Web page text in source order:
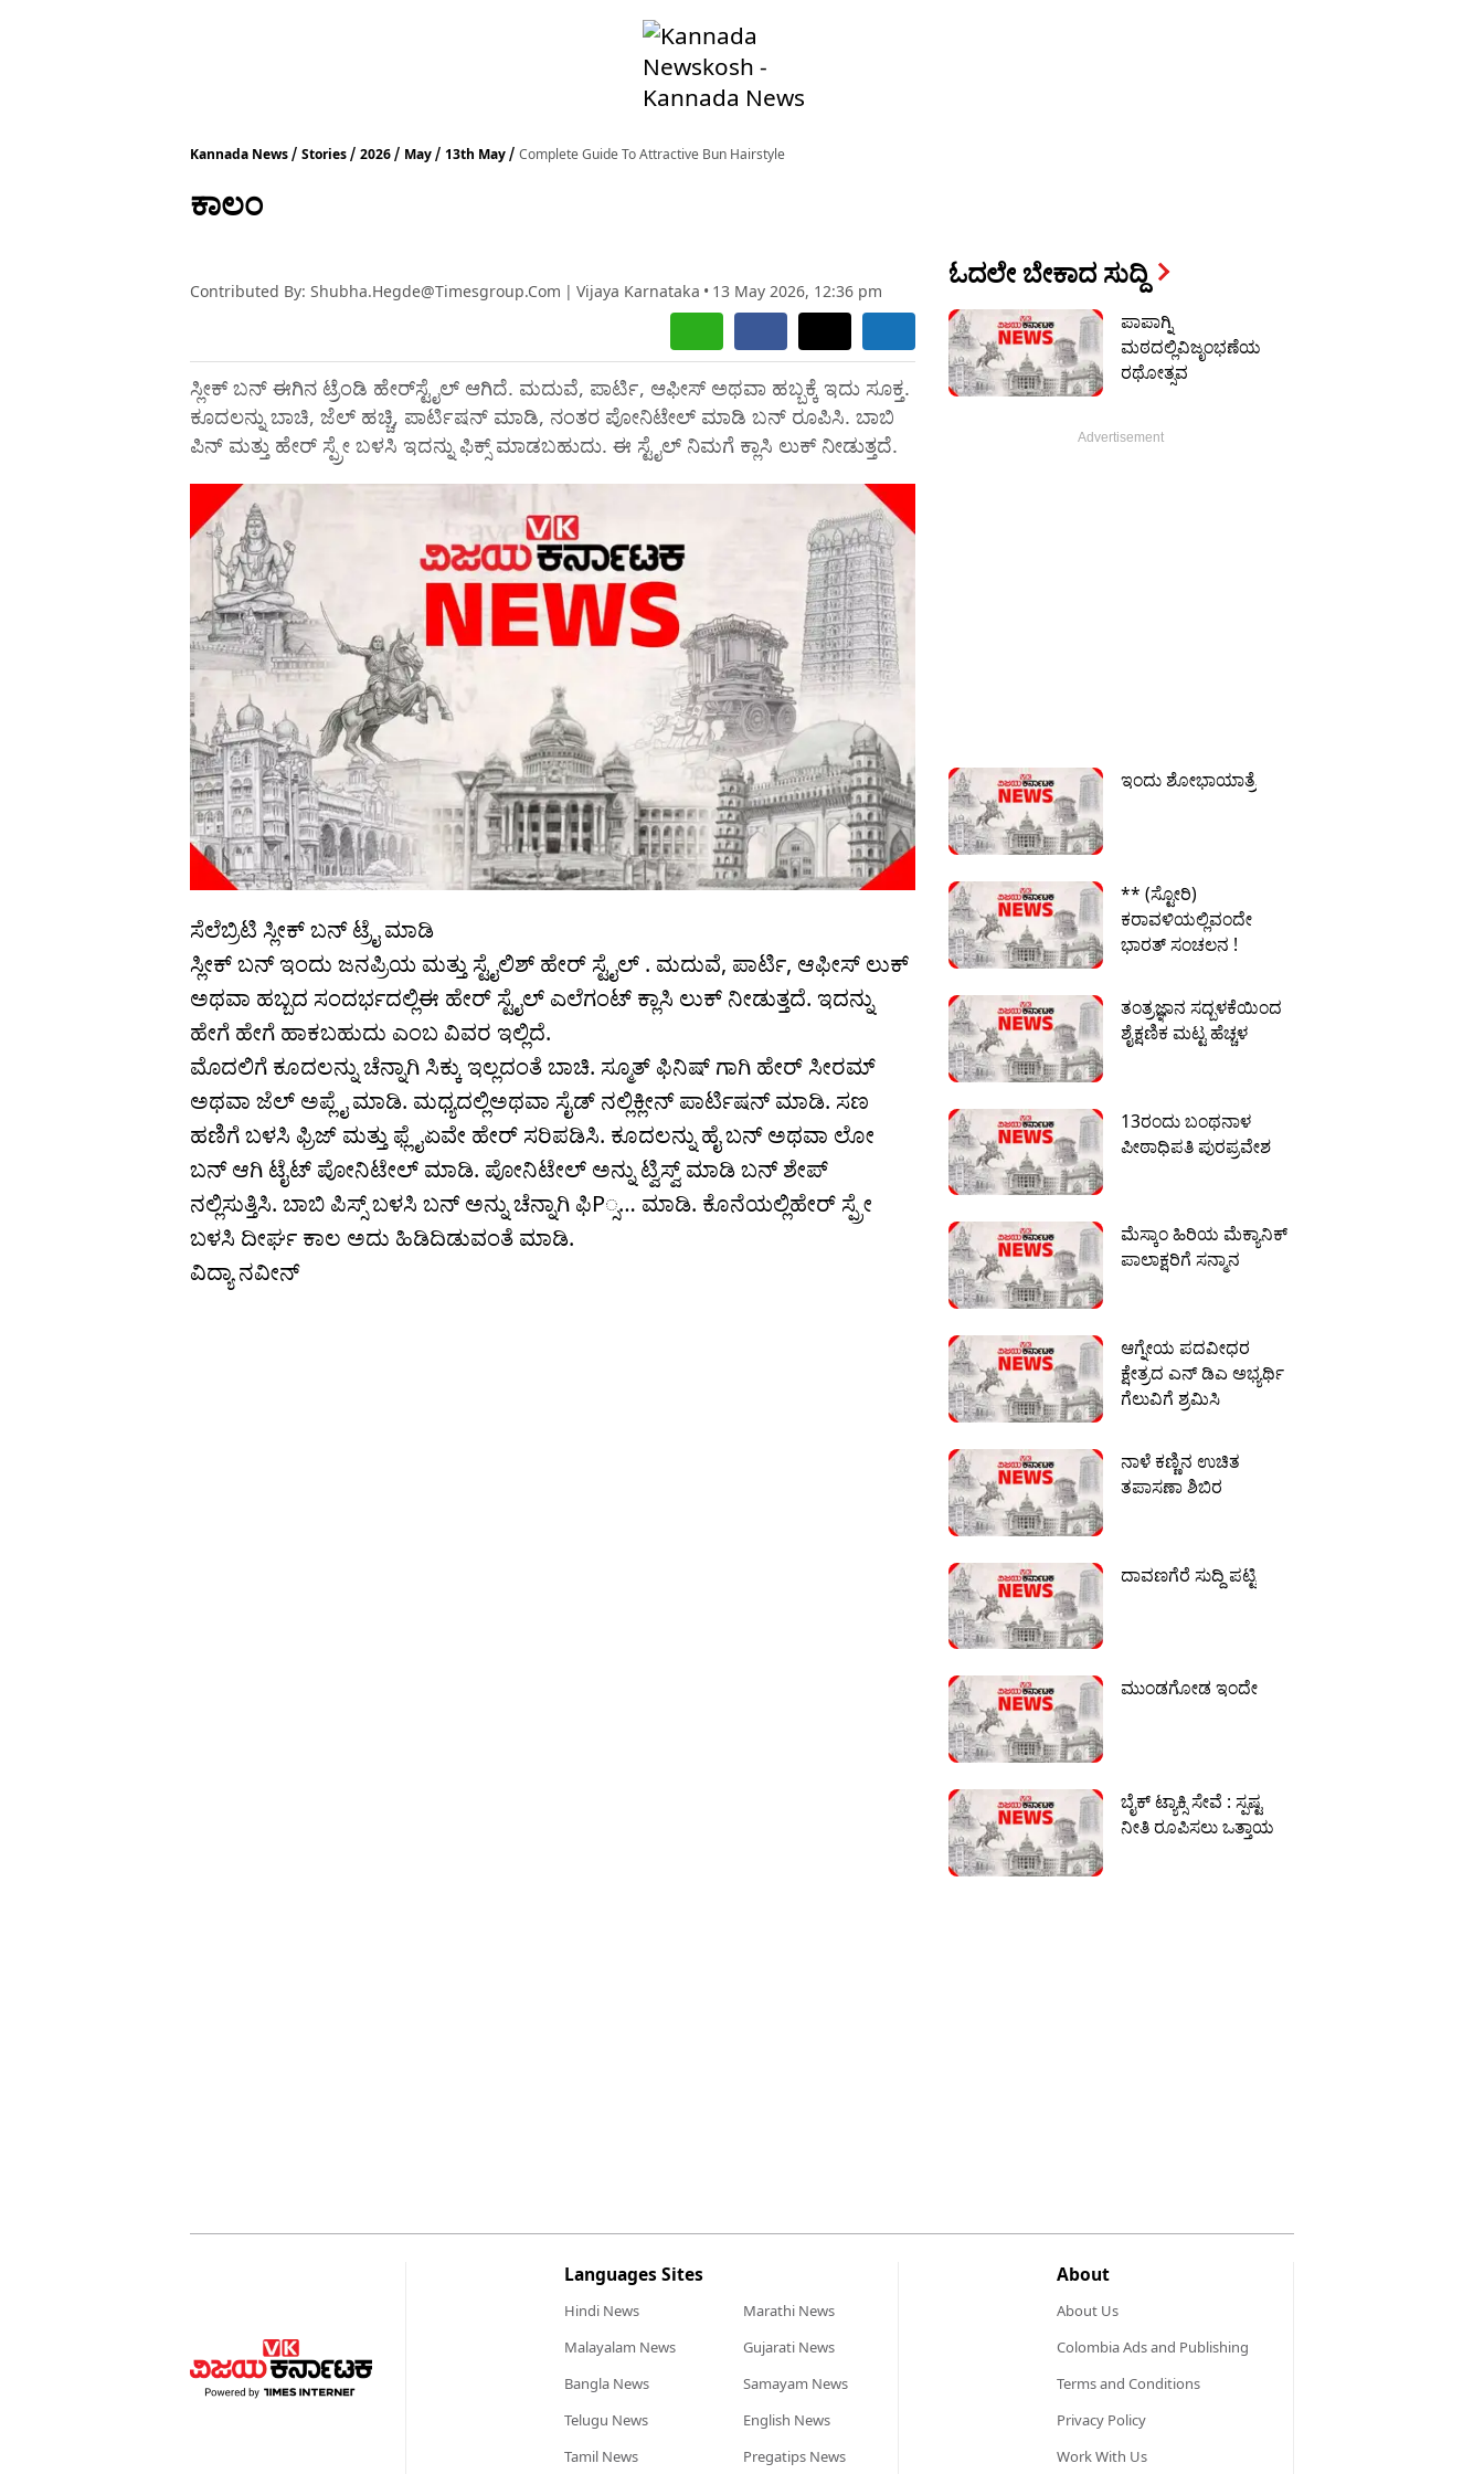
Kannada News Stories 2026 May 13th May Complete Guide To Attractive Bun Hairstyle
ಕಾಲಂ
Contributed By: Shubha.hegde@timesgroup.com | Vijaya Karnataka • 13 May 2026, 12:36 pm
ಸ್ಲೀಕ್ ಬನ್ ಈಗಿನ ಟ್ರೆಂಡಿ ಹೇರ್‌ಸ್ಟೈಲ್ ಆಗಿದೆ. ಮದುವೆ, ಪಾರ್ಟಿ, ಆಫೀಸ್ ಅಥವಾ ಹಬ್ಬಕ್ಕೆ ಇದು ಸೂಕ್ತ.
ಕೂದಲನ್ನು ಬಾಚಿ, ಜೆಲ್ ಹಚ್ಚಿ, ಪಾರ್ಟಿಷನ್ ಮಾಡಿ, ನಂತರ ಪೋನಿಟೇಲ್ ಮಾಡಿ ಬನ್ ರೂಪಿಸಿ. ಬಾಬಿ
ಪಿನ್ ಮತ್ತು ಹೇರ್ ಸ್ಪ್ರೇ ಬಳಸಿ ಇದನ್ನು ಫಿಕ್ಸ್ ಮಾಡಬಹುದು. ಈ ಸ್ಟೈಲ್ ನಿಮಗೆ ಕ್ಲಾಸಿ ಲುಕ್ ನೀಡುತ್ತದೆ.
ಸೆಲೆಬ್ರಿಟಿ ಸ್ಲೀಕ್ ಬನ್ ಟ್ರೈ ಮಾಡಿ
ಸ್ಲೀಕ್ ಬನ್ ಇಂದು ಜನಪ್ರಿಯ ಮತ್ತು ಸ್ಟೈಲಿಶ್ ಹೇರ್ ಸ್ಟೈಲ್ . ಮದುವೆ, ಪಾರ್ಟಿ, ಆಫೀಸ್ ಲುಕ್
ಅಥವಾ ಹಬ್ಬದ ಸಂದರ್ಭದಲ್ಲಿಈ ಹೇರ್ ಸ್ಟೈಲ್ ಎಲೆಗಂಟ್ ಕ್ಲಾಸಿ ಲುಕ್ ನೀಡುತ್ತದೆ. ಇದನ್ನು
ಹೇಗೆ ಹೇಗೆ ಹಾಕಬಹುದು ಎಂಬ ವಿವರ ಇಲ್ಲಿದೆ.
ಮೊದಲಿಗೆ ಕೂದಲನ್ನು ಚೆನ್ನಾಗಿ ಸಿಕ್ಕು ಇಲ್ಲದಂತೆ ಬಾಚಿ. ಸ್ಮೂತ್ ಫಿನಿಷ್ ಗಾಗಿ ಹೇರ್ ಸೀರಮ್
ಅಥವಾ ಜೆಲ್ ಅಪ್ಲೈ ಮಾಡಿ. ಮಧ್ಯದಲ್ಲಿಅಥವಾ ಸೈಡ್ ನಲ್ಲಿಕ್ಲೀನ್ ಪಾರ್ಟಿಷನ್ ಮಾಡಿ. ಸಣ
ಹಣಿಗೆ ಬಳಸಿ ಫ್ರಿಜ್ ಮತ್ತು ಫ್ಲೈಏವೇ ಹೇರ್ ಸರಿಪಡಿಸಿ. ಕೂದಲನ್ನು ಹೈ ಬನ್ ಅಥವಾ ಲೋ
ಬನ್ ಆಗಿ ಟೈಟ್ ಪೋನಿಟೇಲ್ ಮಾಡಿ. ಪೋನಿಟೇಲ್ ಅನ್ನು ಟ್ವಿಸ್ವ್ ಮಾಡಿ ಬನ್ ಶೇಪ್
ನಲ್ಲಿಸುತ್ತಿಸಿ. ಬಾಬಿ ಪಿಸ್ಸ್ ಬಳಸಿ ಬನ್ ಅನ್ನು ಚೆನ್ನಾಗಿ ಫಿP್ಸ… ಮಾಡಿ. ಕೊನೆಯಲ್ಲಿಹೇರ್ ಸ್ಪ್ರೇ
ಬಳಸಿ ದೀರ್ಘ ಕಾಲ ಅದು ಹಿಡಿದಿಡುವಂತೆ ಮಾಡಿ.
ವಿದ್ಯಾ ನವೀನ್
ಓದಲೇ ಬೇಕಾದ ಸುದ್ದಿ
ಪಾಪಾಗ್ನಿ
ಮಠದಲ್ಲಿವಿಜೃಂಭಣೆಯ
ರಥೋತ್ಸವ
ಇಂದು ಶೋಭಾಯಾತ್ರೆ
** (ಸ್ಟೋರಿ)
ಕರಾವಳಿಯಲ್ಲಿವಂದೇ
ಭಾರತ್ ಸಂಚಲನ !
ತಂತ್ರಜ್ಞಾನ ಸದ್ಬಳಕೆಯಿಂದ
ಶೈಕ್ಷಣಿಕ ಮಟ್ಟ ಹೆಚ್ಚಳ
13ರಂದು ಬಂಥನಾಳ
ಪೀಠಾಧಿಪತಿ ಪುರಪ್ರವೇಶ
ಮೆಸ್ಕಾಂ ಹಿರಿಯ ಮೆಕ್ಯಾನಿಕ್
ಪಾಲಾಕ್ಷರಿಗೆ ಸನ್ಮಾನ
ಆಗ್ನೇಯ ಪದವೀಧರ
ಕ್ಷೇತ್ರದ ಎನ್ ಡಿಎ ಅಭ್ಯರ್ಥಿ
ಗೆಲುವಿಗೆ ಶ್ರಮಿಸಿ
ನಾಳೆ ಕಣ್ಣಿನ ಉಚಿತ
ತಪಾಸಣಾ ಶಿಬಿರ
ದಾವಣಗೆರೆ ಸುದ್ದಿ ಪಟ್ಟಿ
ಮುಂಡಗೋಡ ಇಂದೇ
ಬೈಕ್ ಟ್ಯಾಕ್ಸಿ ಸೇವೆ : ಸ್ಪಷ್ಟ
ನೀತಿ ರೂಪಿಸಲು ಒತ್ತಾಯ
Languages Sites
HindiNews
Malayalam News
BanglaNews
Telugu News
TamilNews
MarathiNews
GujaratiNews
Samayam News
English News
PregatipsNews
About
About Us
Colombia Ads and Publishing
Terms and Conditions
Privacy Policy
Work With Us